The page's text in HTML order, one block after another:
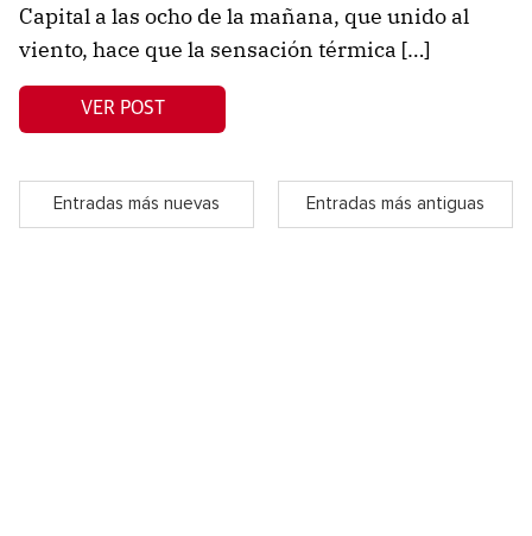
Capital a las ocho de la mañana, que unido al
viento, hace que la sensación térmica […]
VER POST
Entradas más nuevas Entradas más antiguas